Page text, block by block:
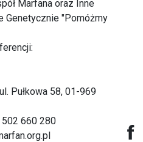
Marfana oraz Inne
Genetycznie "Pomóżmy
Pułkowa 58, 01-969
502 660 280